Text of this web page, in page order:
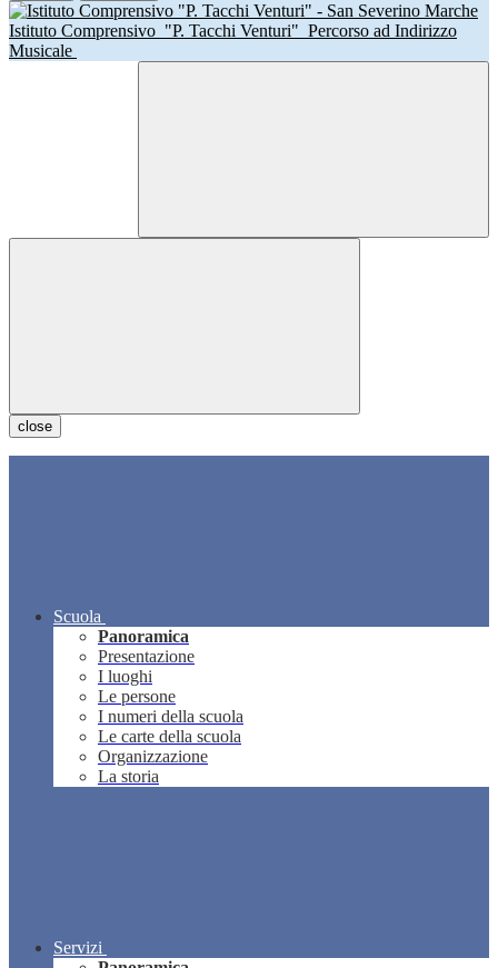
Istituto Comprensivo "P. Tacchi Venturi" Percorso ad Indirizzo
Musicale
close
Scuola
Panoramica
Presentazione
I luoghi
Le persone
I numeri della scuola
Le carte della scuola
Organizzazione
La storia
Servizi